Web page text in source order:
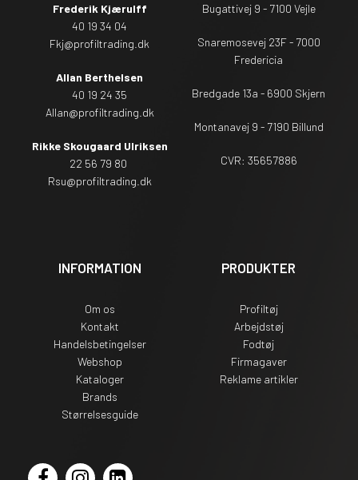
Frederik Kjærulff
40 19 34 04
Fkj@profiltrading.dk
Allan Berthelsen
40 19 24 35
Allan@profiltrading.dk
Rikke Skougaard Ulriksen
22 56 79 80
Rsu@profiltrading.dk
Bugattivej 9 - 7100 Vejle
Snaremosevej 23F - 7000
Fredericia
Bredgade 13a - 6900 Skjern
Montanavej 9 - 7190 Billund
CVR: 35657886
INFORMATION
Om os
Kontakt
Handelsbetingelser
Webshop
Kataloger
Brands
Størrelsesguide
PRODUKTER
Profiltøj
Arbejdstøj
Fodtøj
Firmagaver
Reklame artikler